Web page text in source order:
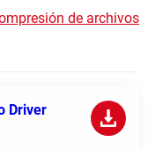
de archivos
Driver